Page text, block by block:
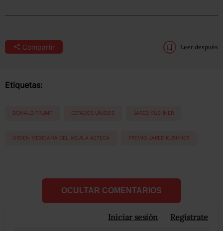
Compartir Leer después
Etiquetas:
DONALD TRUMP ESTADOS UNIDOS JARED KUSHNER
ORDEN MEXICANA DEL AGUILA AZTECA PREMIO JARED KUSHNER
OCULTAR COMENTARIOS
Iniciar sesión Registrate